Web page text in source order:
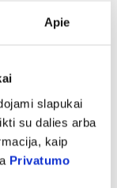
Apie
slapukai
su dalies arba
kaip
Privatumo
atrodo gerai